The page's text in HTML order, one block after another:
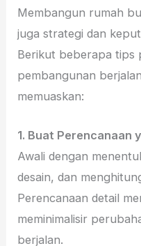
Membangun rumah
juga strategi dan
Berikut beberapa tips
pembangunan
memuaskan:
1. Buat Perencanaan
Awali dengan
desain, dan
Perencanaan detail
meminimalisir
berjalan.